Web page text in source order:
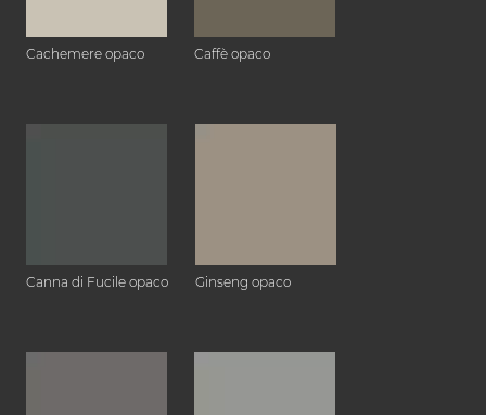
Cachemere opaco Caffè opaco
Canna di Fucile opaco Ginseng opaco